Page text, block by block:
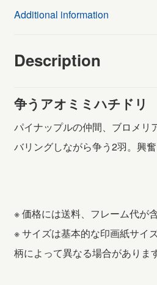
リ
Additional information
Description
争うアオミミハチドリ
パイナップルの仲間、ブロメリ
バリングしながら争う2羽。興奮
※ 価格には送料、フレーム代が
※ サイズは基本的な印画紙サイ
柄によって異なる場合があります